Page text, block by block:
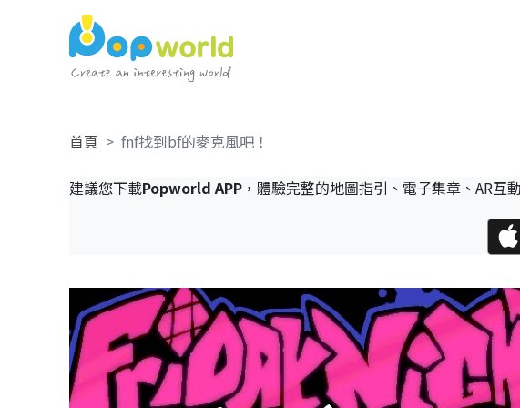
首頁 fnf找到bf的麥克風吧！
建議您下載Popworld APP，體驗完整的地圖指引、電子集章、AR互